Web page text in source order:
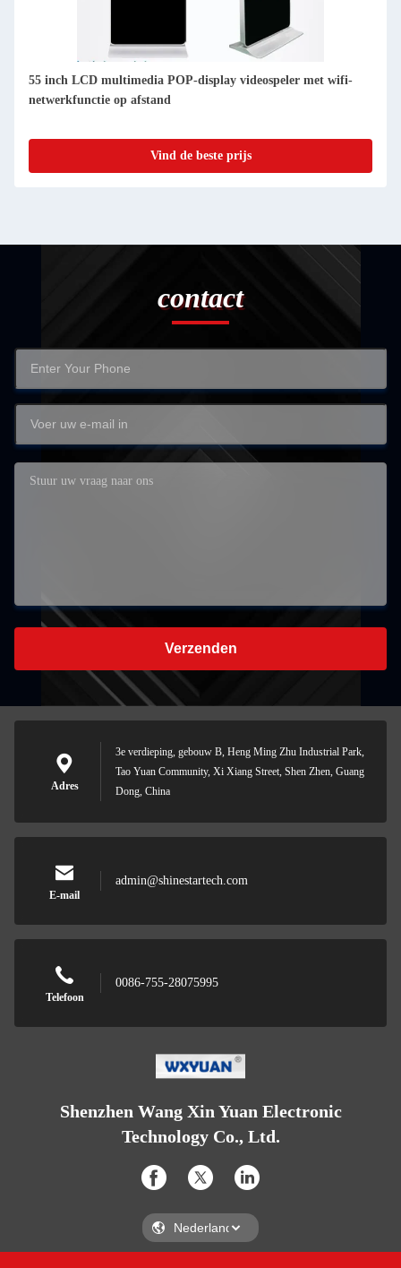
Goedkope 32" webcam touchscreen kiosk foto kiosk/foto kiosk
verkoop
Vind de beste prijs
contact
Verzenden
Adres
3e verdieping, gebouw B, Heng Ming Zhu Industrial Park,
Tao Yuan Community, Xi Xiang Street, Shen Zhen, Guang
Dong, China
E-mail
admin@shinestartech.com
Telefoon
0086-755-28075995
Shenzhen Wang Xin Yuan Electronic
Technology Co., Ltd.